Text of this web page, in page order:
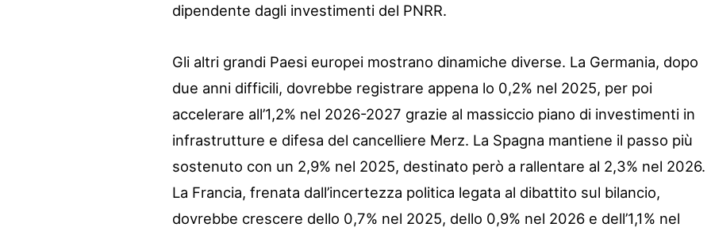
dipendente dagli investimenti del PNRR.
Gli altri grandi Paesi europei mostrano dinamiche diverse. La Germania, dopo
due anni difficili, dovrebbe registrare appena lo 0,2% nel 2025, per poi
accelerare all’1,2% nel 2026-2027 grazie al massiccio piano di investimenti in
infrastrutture e difesa del cancelliere Merz. La Spagna mantiene il passo più
sostenuto con un 2,9% nel 2025, destinato però a rallentare al 2,3% nel 2026.
La Francia, frenata dall’incertezza politica legata al dibattito sul bilancio,
dovrebbe crescere dello 0,7% nel 2025, dello 0,9% nel 2026 e dell’1,1% nel